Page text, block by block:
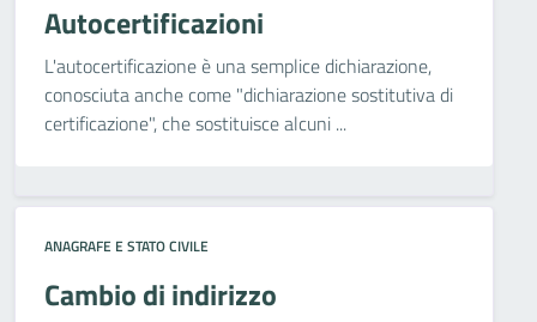
Autocertificazioni
L'autocertificazione è una semplice dichiarazione,
conosciuta anche come "dichiarazione sostitutiva di
certificazione", che sostituisce alcuni ...
ANAGRAFE E STATO CIVILE
Cambio di indirizzo